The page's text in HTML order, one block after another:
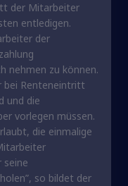
der Mitarbeiter
entledigen.
der
nehmen zu können.
bei Renteneintritt
und die
vorlegen müssen.
die einmalige
seine
so bildet der